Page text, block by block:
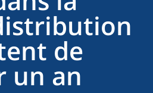
de
un an